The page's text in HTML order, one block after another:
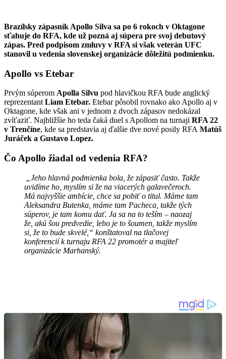
Brazílsky zápasník Apollo Silva sa po 6 rokoch v Oktagone
sťahuje do RFA, kde už pozná aj súpera pre svoj debutový
zápas. Pred podpisom zmluvy v RFA si však veterán UFC
stanovil u vedenia slovenskej organizácie dôležitú podmienku.
Apollo vs Etebar
Prvým súperom Apolla Silvu pod hlavičkou RFA bude anglický
reprezentant Liam Etebar. Etebar pôsobil rovnako ako Apollo aj v
Oktagone, kde však ani v jednom z dvoch zápasov nedokázal
zvíťaziť. Najbližšie ho teda čaká duel s Apollom na turnaji RFA 22
v Trenčíne, kde sa predstavia aj ďalšie dve nové posily RFA Matúš
Juráček a Gustavo Lopez.
Čo Apollo žiadal od vedenia RFA?
„Jeho hlavná podmienka bola, že zápasiť často. Takže
uvidíme ho, myslím si že na viacerých galavečeroch.
Má najvyššie ambície, chce sa pobiť o titul. Máme tam
Aleksandra Butenka, máme tam Pacheca, takže tých
súperov, je tam komu dať. Ja sa na to teším – naozaj
že, akú šou predvedie, lebo je to šoumen, takže myslím
si, že to bude skvelé,“ konštatoval na tlačovej
konferencií k turnaju RFA 22 promotér a majiteľ
organizácie Marhanský.